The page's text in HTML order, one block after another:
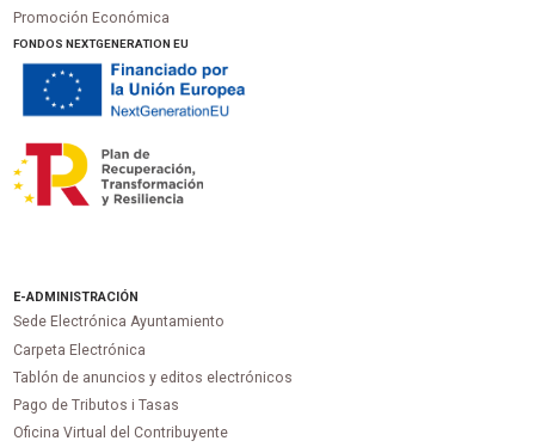
Promoción Económica
FONDOS NEXTGENERATION EU
E-ADMINISTRACIÓN
Sede Electrónica Ayuntamiento
Carpeta Electrónica
Tablón de anuncios y editos electrónicos
Pago de Tributos i Tasas
Oficina Virtual del Contribuyente